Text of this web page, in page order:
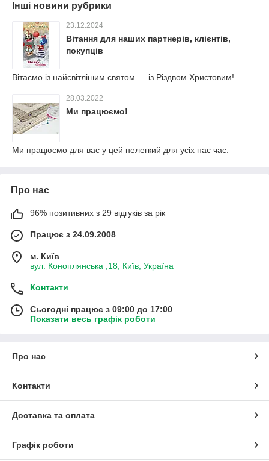
Інші новини рубрики
23.12.2024
Вітання для наших партнерів, клієнтів,
покупців
Вітаємо із найсвітлішим святом — із Різдвом Христовим!
28.03.2022
Ми працюємо!
Ми працюємо для вас у цей нелегкий для усіх нас час.
Про нас
96% позитивних з 29 відгуків за рік
Працює з 24.09.2008
м. Київ
вул. Коноплянська ,18, Київ, Україна
Контакти
Сьогодні працює з 09:00 до 17:00
Показати весь графік роботи
Про нас
Контакти
Доставка та оплата
Графік роботи